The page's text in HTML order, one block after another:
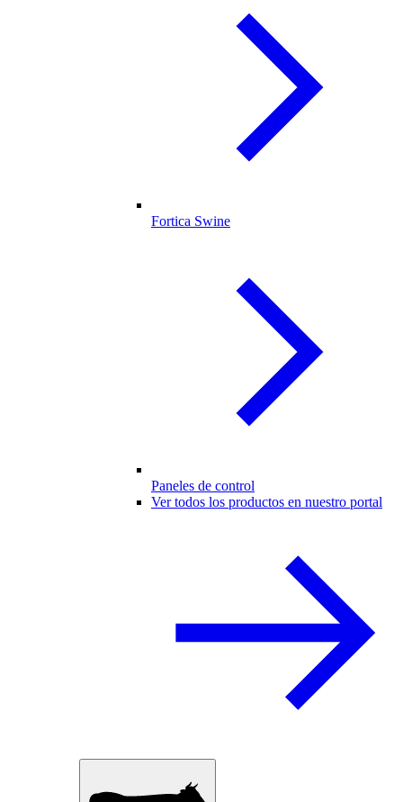
Fortica Swine
Paneles de control
Ver todos los productos en nuestro portal